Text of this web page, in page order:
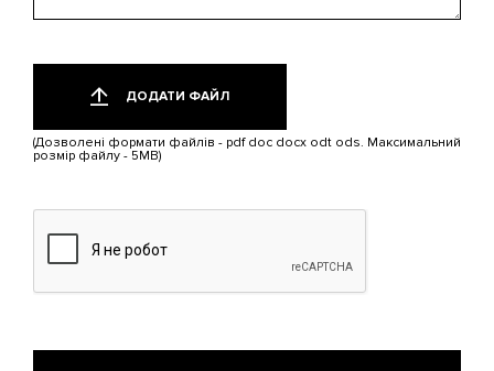
Додати
ДОДАТИ ФАЙЛ
(Дозволені формати файлів - pdf doc docx odt ods. Максимальний
розмір файлу - 5MB)
Лише
5
МБ.
doc,
ods.